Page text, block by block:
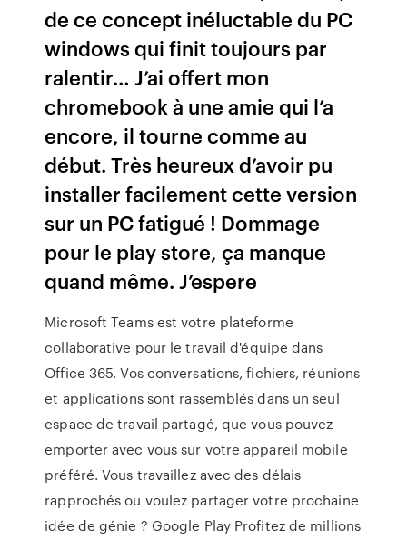
de ce concept inéluctable du PC
windows qui finit toujours par
ralentir… J’ai offert mon
chromebook à une amie qui l’a
encore, il tourne comme au
début. Très heureux d’avoir pu
installer facilement cette version
sur un PC fatigué ! Dommage
pour le play store, ça manque
quand même. J’espere
Microsoft Teams est votre plateforme
collaborative pour le travail d'équipe dans
Office 365. Vos conversations, fichiers, réunions
et applications sont rassemblés dans un seul
espace de travail partagé, que vous pouvez
emporter avec vous sur votre appareil mobile
préféré. Vous travaillez avec des délais
rapprochés ou voulez partager votre prochaine
idée de génie ? Google Play Profitez de millions